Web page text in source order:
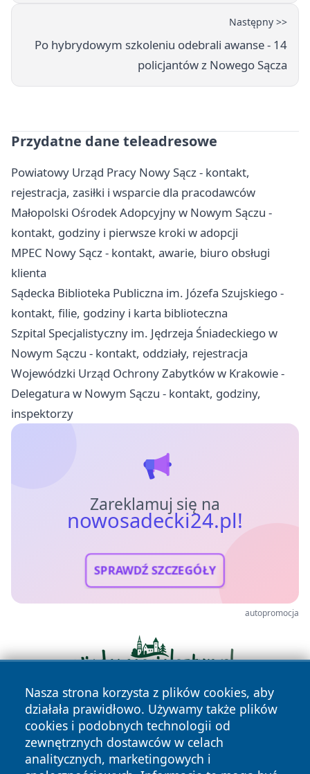
Następny >>
Po hybrydowym szkoleniu odebrali awanse - 14
policjantów z Nowego Sącza
Przydatne dane teleadresowe
Powiatowy Urząd Pracy Nowy Sącz - kontakt,
rejestracja, zasiłki i wsparcie dla pracodawców
Małopolski Ośrodek Adopcyjny w Nowym Sączu -
kontakt, godziny i pierwsze kroki w adopcji
MPEC Nowy Sącz - kontakt, awarie, biuro obsługi
klienta
Sądecka Biblioteka Publiczna im. Józefa Szujskiego -
kontakt, filie, godziny i karta biblioteczna
Szpital Specjalistyczny im. Jędrzeja Śniadeckiego w
Nowym Sączu - kontakt, oddziały, rejestracja
Wojewódzki Urząd Ochrony Zabytków w Krakowie -
Delegatura w Nowym Sączu - kontakt, godziny,
inspektorzy
Zareklamuj się na
nowosadecki24.pl!
SPRAWDŹ SZCZEGÓŁY
autopromocja
Nasza strona korzysta z plików cookies, aby
działała prawidłowo. Używamy także plików
cookies i podobnych technologii od
zewnętrznych dostawców w celach
analitycznych, marketingowych i